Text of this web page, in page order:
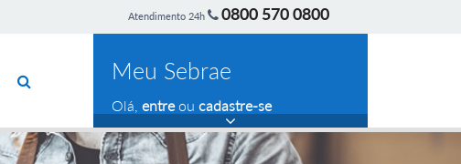
Atendimento 24h 0800 570 0800
Meu Sebrae
Olá, entreou cadastre-se